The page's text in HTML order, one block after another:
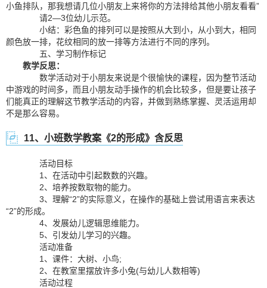
小鱼排队，那我想请几位小朋友上来将你的方法排给其他小朋友看看”
请2—3位幼儿示范。
小结：彩色鱼的排列可以是按照从大到小，从小到大，相同
颜色放一排，花纹相同的放一排等方法进行不同的序列。
五、学习制作标记
教学反思：
数学活动对于小朋友来说是个很愉快的课程，因为整节活动
中游戏的时间多，而且小朋友动手操作的机会比较多，但是要让孩子
们能真正的理解这节教学活动的内容，并做到熟练掌握、灵活运用却
不是那么容易。
11、小班数学教案《2的形成》含反思
活动目标
1、在活动中引起数数的兴趣。
2、培养按数取物的能力。
3、理解“2”的实际意义，在操作的基础上尝试用语言来表达
“2”的形成。
4、发展幼儿逻辑思维能力。
5、引发幼儿学习的兴趣。
活动准备
1、课件：大树、小鸟;
2、在教室里摆放许多小兔(与幼儿人数相等)
活动过程